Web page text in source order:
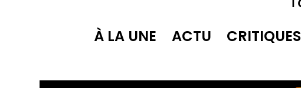
À LA UNE ACTU CRITIQUES